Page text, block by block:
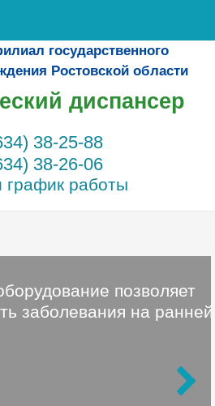
государственного
Ростовской области
диспансер
38-25-88
38-26-06
график работы
позволяет
заболевания на ранней